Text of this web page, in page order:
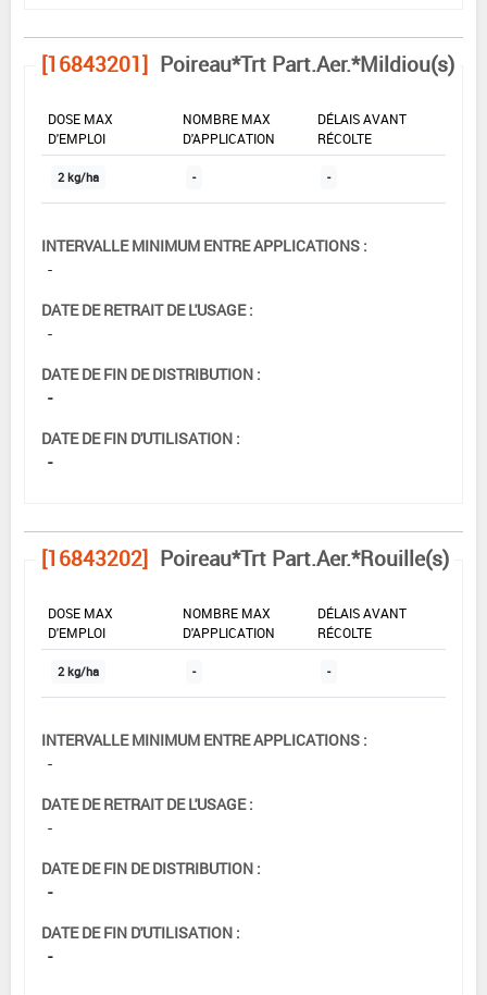
[16843201] Poireau*Trt Part.Aer.*Mildiou(s)
DOSE MAX
D'EMPLOI
NOMBRE MAX
D'APPLICATION
DÉLAIS AVANT
RÉCOLTE
2 kg/ha - -
INTERVALLE MINIMUM ENTRE APPLICATIONS :
-
DATE DE RETRAIT DE L'USAGE :
-
DATE DE FIN DE DISTRIBUTION :
-
DATE DE FIN D'UTILISATION :
-
[16843202] Poireau*Trt Part.Aer.*Rouille(s)
DOSE MAX
D'EMPLOI
NOMBRE MAX
D'APPLICATION
DÉLAIS AVANT
RÉCOLTE
2 kg/ha - -
INTERVALLE MINIMUM ENTRE APPLICATIONS :
-
DATE DE RETRAIT DE L'USAGE :
-
DATE DE FIN DE DISTRIBUTION :
-
DATE DE FIN D'UTILISATION :
-